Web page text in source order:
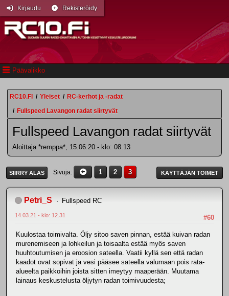
Päävalikko
Kirjaudu Rekisteröidy
RC10.FI / Yleiset / RC-kerhot ja -radat
/ Fullspeed Lavangon radat siirtyvät
Fullspeed Lavangon radat siirtyvät
Aloittaja *remppa*, 15.06.20 - klo: 08.13
SIIRRY ALAS Sivuja 1 2 3 KÄYTTÄJÄN TOIMET
Petri_S Fullspeed RC
#60
14.03.21 - klo: 12.31
Kuulostaa toimivalta. Öljy sitoo saven pinnan, estää kuivan radan
murenemiseen ja lohkeilun ja toisaalta estää myös saven
huuhtoutumisen ja eroosion sateella. Vaatii kyllä sen että radan
kaadot ovat sopivat ja vesi pääsee sateella valumaan pois rata-
alueelta paikkoihin joista sitten imeytyy maaperään. Muutama
lainaus keskustelusta öljytyn radan toimivuudesta;